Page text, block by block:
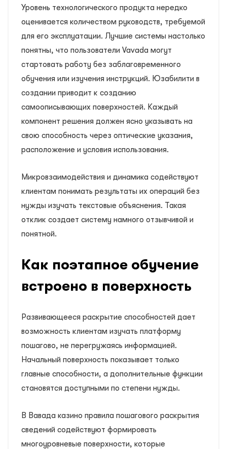
Уровень технологического продукта нередко
оценивается количеством руководств, требуемой
для его эксплуатации. Лучшие системы настолько
понятны, что пользователи Vavada могут
стартовать работу без заблаговременного
обучения или изучения инструкций. Юзабилити в
создании приводит к созданию
самоописывающих поверхностей. Каждый
компонент решения должен ясно указывать на
свою способность через оптические указания,
расположение и условия использования.
Микровзаимодействия и динамика содействуют
клиентам понимать результаты их операций без
нужды изучать текстовые объяснения. Такая
отклик создает систему намного отзывчивой и
понятной.
Как поэтапное обучение
встроено в поверхность
Развивающееся раскрытие способностей дает
возможность клиентам изучать платформу
пошагово, не перегружаясь информацией.
Начальный поверхность показывает только
главные способности, а дополнительные функции
становятся доступными по степени нужды.
В Вавада казино правила пошагового раскрытия
сведений содействуют формировать
многоуровневые поверхности, которые